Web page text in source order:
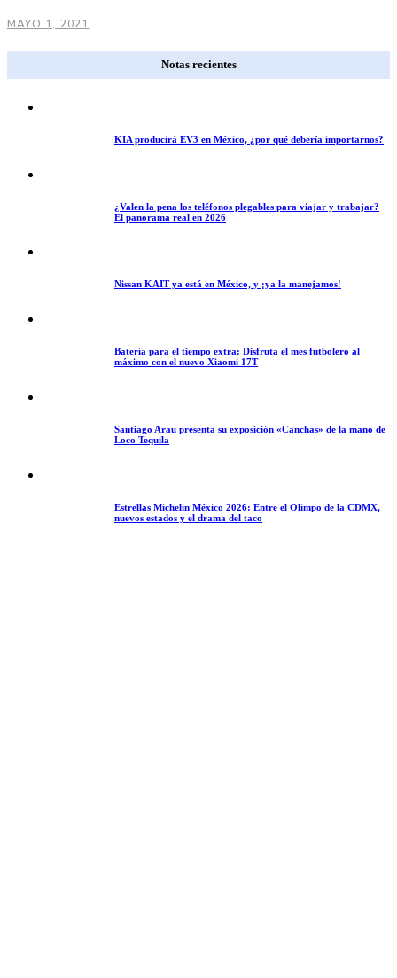
MAYO 1, 2021
Notas recientes
KIA producirá EV3 en México, ¿por qué debería importarnos?
¿Valen la pena los teléfonos plegables para viajar y trabajar?
El panorama real en 2026
Nissan KAIT ya está en México, y ¡ya la manejamos!
Batería para el tiempo extra: Disfruta el mes futbolero al
máximo con el nuevo Xiaomi 17T
Santiago Arau presenta su exposición «Canchas» de la mano de
Loco Tequila
Estrellas Michelin México 2026: Entre el Olimpo de la CDMX,
nuevos estados y el drama del taco